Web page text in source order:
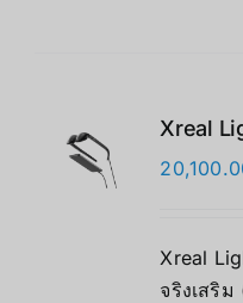
Xreal
Xreal
จริงเสริ